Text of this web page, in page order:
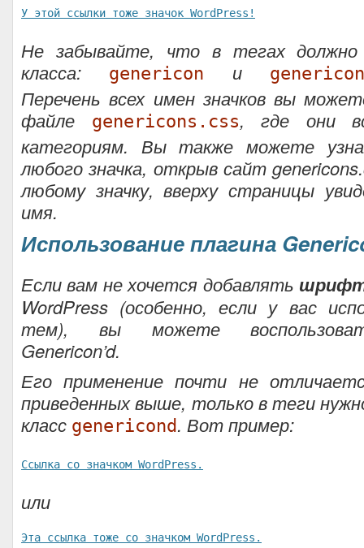
У этой ссылки тоже значок WordPress!
Не забывайте, что в тегах
класса:
genericon и
Перечень всех имен значков вы
файле
genericons.css, где они
категориям. Вы также можете
любого значка, открыв сайт
любому значку, вверху страницы
имя.
Использование плагина
Если вам не хочется добавлять шрифт
WordPress (особенно, если у вас
тем), вы можете
Genericon’d.
Его применение почти не
приведенных выше, только в теги
класс genericond. Вот пример:
Ссылка со значком WordPress.
или
Эта ссылка тоже со значком WordPress.